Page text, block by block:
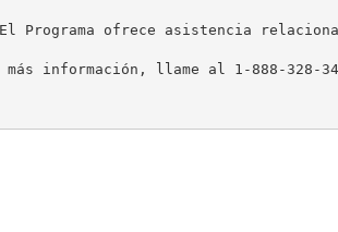
Programa ofrece asistencia
información, llame al 1-888-328-